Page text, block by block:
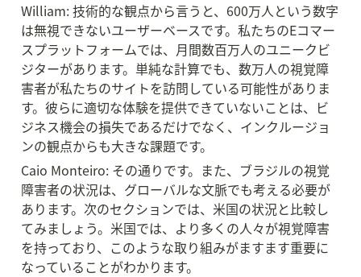
William: 技術的な観点から言うと、600万人という数字
は無視できないユーザーベースです。私たちのEコマー
スプラットフォームでは、月間数百万人のユニークビ
ジターがあります。単純な計算でも、数万人の視覚障
害者が私たちのサイトを訪問している可能性がありま
す。彼らに適切な体験を提供できていないことは、ビ
ジネス機会の損失であるだけでなく、インクルージョ
ンの観点からも大きな課題です。
Caio Monteiro: その通りです。また、ブラジルの視覚
障害者の状況は、グローバルな文脈でも考える必要が
あります。次のセクションでは、米国の状況と比較し
てみましょう。米国では、より多くの人々が視覚障害
を持っており、このような取り組みがますます重要に
なっていることがわかります。